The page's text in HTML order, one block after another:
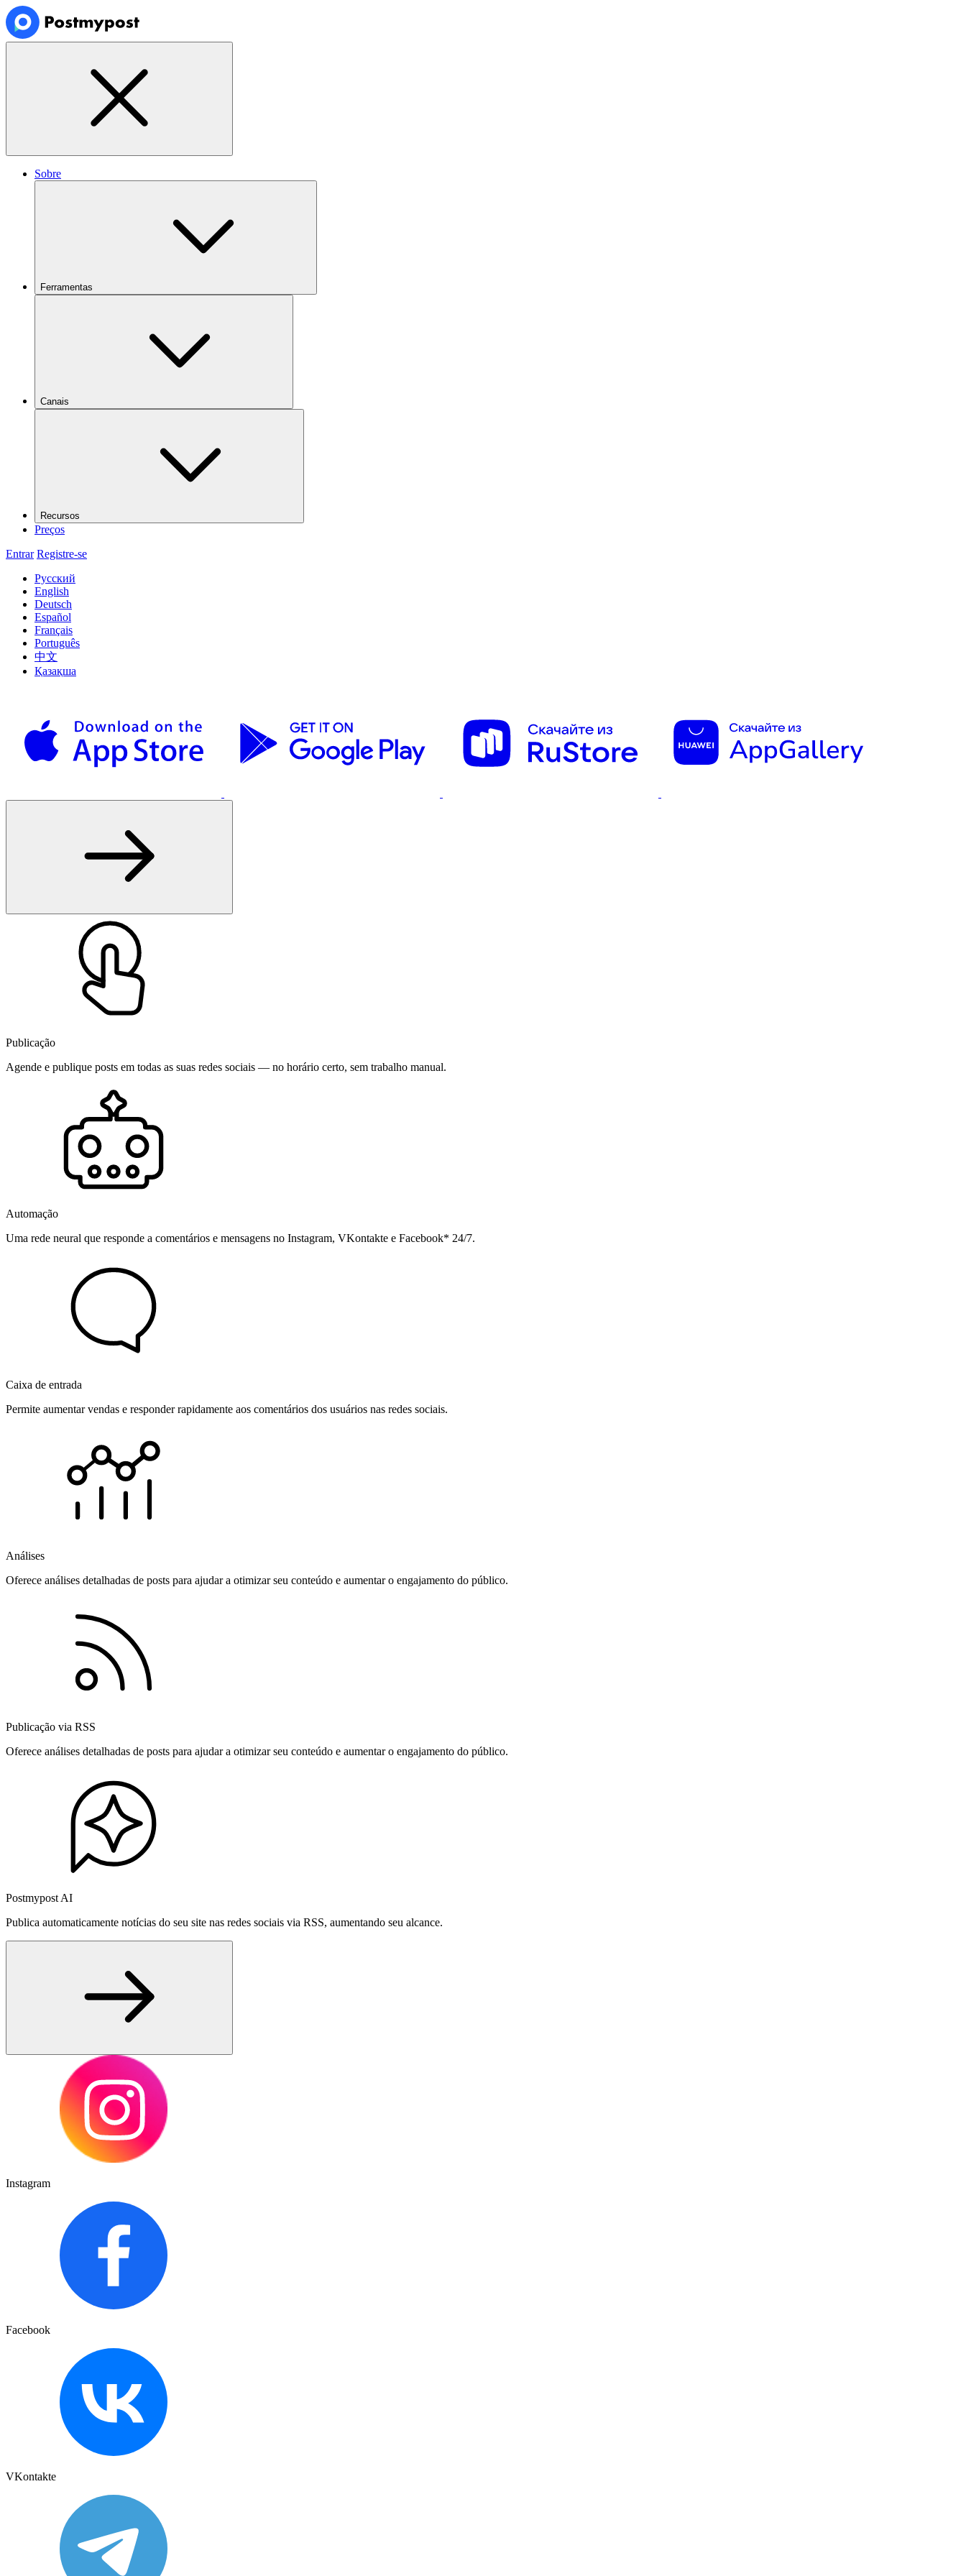
Sobre
Ferramentas
Canais
Recursos
Preços
Entrar Registre-se
Русский
English
Deutsch
Español
Français
Português
中文
Қазақша
Publicação
Agende e publique posts em todas as suas redes sociais — no horário certo, sem trabalho manual.
Automação
Uma rede neural que responde a comentários e mensagens no Instagram, VKontakte e Facebook* 24/7.
Caixa de entrada
Permite aumentar vendas e responder rapidamente aos comentários dos usuários nas redes sociais.
Análises
Oferece análises detalhadas de posts para ajudar a otimizar seu conteúdo e aumentar o engajamento do público.
Publicação via RSS
Oferece análises detalhadas de posts para ajudar a otimizar seu conteúdo e aumentar o engajamento do público.
Postmypost AI
Publica automaticamente notícias do seu site nas redes sociais via RSS, aumentando seu alcance.
Instagram
Facebook
VKontakte